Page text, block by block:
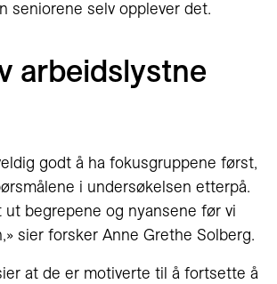
seniorene selv opplever det.
arbeidslystne
godt å ha fokusgruppene først,
i undersøkelsen etterpå.
ut begrepene og nyansene før vi
sier forsker Anne Grethe Solberg.
at de er motiverte til å fortsette å